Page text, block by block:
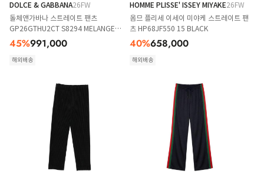
DOLCE & GABBANA26FW
돌체앤가바나 스트레이트 팬츠
GP26GTHU2CT S8294 MELANGE
GRIGI
45%991,000
해외배송
HOMME PLISSE' ISSEY MIYAKE26FW
옴므 플리세 이세이 미야케 스트레이트 팬
츠 HP68JF550 15 BLACK
40%658,000
해외배송